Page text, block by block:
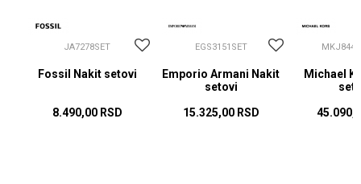
JA7278SET
Fossil Nakit setovi
8.490,00 RSD
EGS3151SET
Emporio Armani Nakit
setovi
15.325,00 RSD
Michael